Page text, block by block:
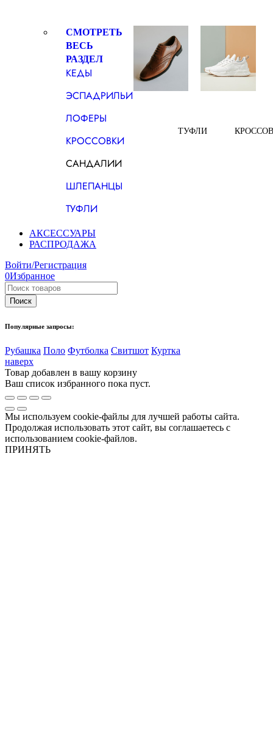
СМОТРЕТЬ
ВЕСЬ
РАЗДЕЛ
КЕДЫ
ЭСПАДРИЛЬИ
ЛОФЕРЫ
КРОССОВКИ
САНДАЛИИ
ШЛЕПАНЦЫ
ТУФЛИ
ТУФЛИ
АКСЕССУАРЫ
РАСПРОДАЖА
Войти/Регистрация
0Избранное
Популярные запросы:
Рубашка Поло Футболка Свитшот Куртка
наверх
Товар добавлен в вашу корзину
Ваш список избранного пока пуст.
Мы используем cookie-файлы для лучшей работы сайта.
Продолжая использовать этот сайт, вы соглашаетесь с
использованием cookie-файлов.
ПРИНЯТЬ